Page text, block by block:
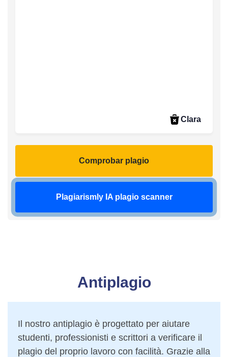
Clara
Comprobar plagio
Plagiarismly IA plagio scanner
Antiplagio
Il nostro antiplagio è progettato per aiutare
studenti, professionisti e scrittori a verificare il
plagio del proprio lavoro con facilità. Grazie alla